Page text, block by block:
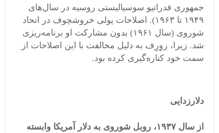
جمهوری فدراتیو سوسیالیستی روسیه در سال‌های
۱۹۴۹ تا ۱۹۶۳). اصلاحات پولی خروشچوف در اتحاد
شوروی (سال ۱۹۶۱) بدون مشارکت او برنامه‌ریزی
شد. زیرا، زوِرِف به دلیل مخالفت با این اصلاحات از
سمت خود کناره‌گیری کرده بود.
دلارزدایی
از سال ۱۹۳۷، روبل شوروی به دلار آمریکا وابسته